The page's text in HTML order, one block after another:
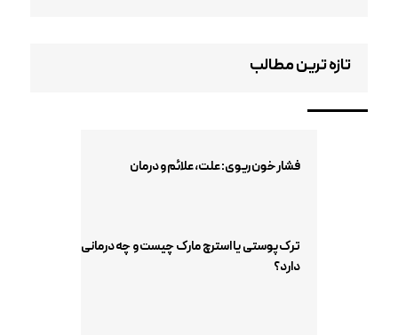
تازه ترین مطالب
فشار خون ریوی: علت، علائم و درمان
ترک پوستی یا استرچ مارک چیست و چه درمانی
دارد؟